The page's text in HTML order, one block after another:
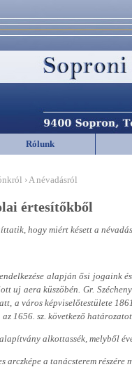
Rólunk
› A névadásról
értesítőkből
hogy miért késett a
alapján ősi jogaink
uj aera küszöbén. Gr.
a város képviselőtestülete
az 1656. sz. következő
alkottassék, melyből
arczképe a tanácsterem részére